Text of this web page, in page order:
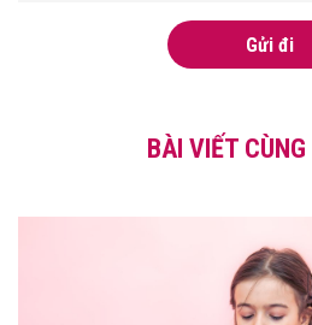
Gửi đi
BÀI VIẾT